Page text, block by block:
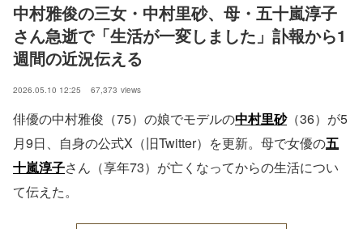
中村雅俊の三女・中村里砂、母・五十嵐淳子
さん急逝で「生活が一変しました」訃報から1
週間の近況伝える
2026.05.10 12:25 67,373 views
俳優の中村雅俊（75）の娘でモデルの中村里砂（36）が5
月9日、自身の公式X（旧Twitter）を更新。母で女優の五
十嵐淳子さん（享年73）が亡くなってからの生活につい
て伝えた。